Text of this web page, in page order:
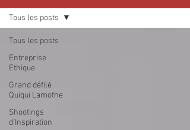
Tous les posts
Entreprise
Ethique
Grand défilé
Quiqui Lamothe
Shootings
d'Inspiration
Tous les posts